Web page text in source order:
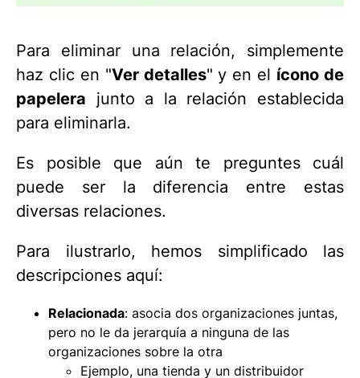
Para eliminar una relación, simplemente
haz clic en "Ver detalles" y en el ícono de
papelera junto a la relación establecida
para eliminarla.
Es posible que aún te preguntes cuál
puede ser la diferencia entre estas
diversas relaciones.
Para ilustrarlo, hemos simplificado las
descripciones aquí:
Relacionada: asocia dos organizaciones juntas,
pero no le da jerarquía a ninguna de las
organizaciones sobre la otra
Ejemplo, una tienda y un distribuidor